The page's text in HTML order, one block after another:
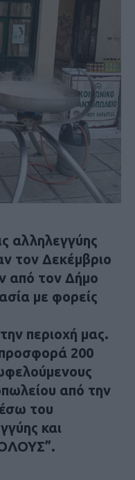
αλληλεγγύης
τον Δεκέμβριο
από τον Δήμο
με φορείς
περιοχή μας.
200
από την
του
και